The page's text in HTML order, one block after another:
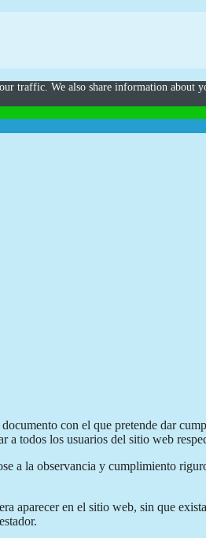
traffic. We also share information
con el que pretende dar
todos los usuarios del sitio web
a la observancia y cumplimiento
aparecer en el sitio web, sin que